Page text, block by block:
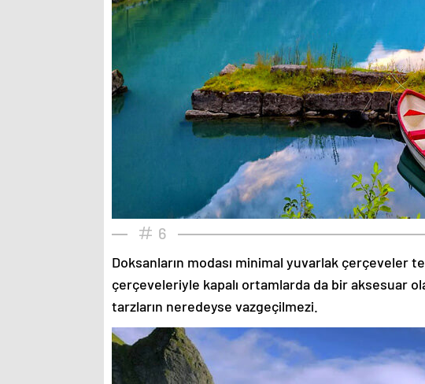
6
Doksanların modası minimal yuvarlak çerçeveler
çerçeveleriyle kapalı ortamlarda da bir aksesuar
tarzların neredeyse vazgeçilmezi.